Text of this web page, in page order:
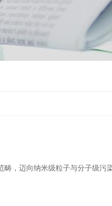
，迈向‌纳米级粒子与分子级污